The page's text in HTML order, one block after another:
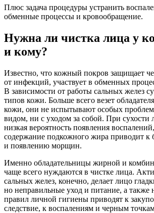
Плюс задача процедуры устранить
обменные процессы и кровообращение.
Нужна ли чистка лица у
и кому?
Известно, что кожный покров защищает
от инфекций, участвует в обменных
В зависимости от работы сальных желез
типов кожи. Больше всего везет
кожи, они не испытывают особых
видом, ни с уходом за собой. При сухости
низкая вероятность появления
содержание подкожного жира приводит к
и появлению морщин.
Именно обладательницы жирной и
чаще всего нуждаются в чистке лица.
сальных желез, конечно, делает лицо
но неправильные уход и питание, а также
правил личной гигиены приводят к
следствие, к воспалениям и черным